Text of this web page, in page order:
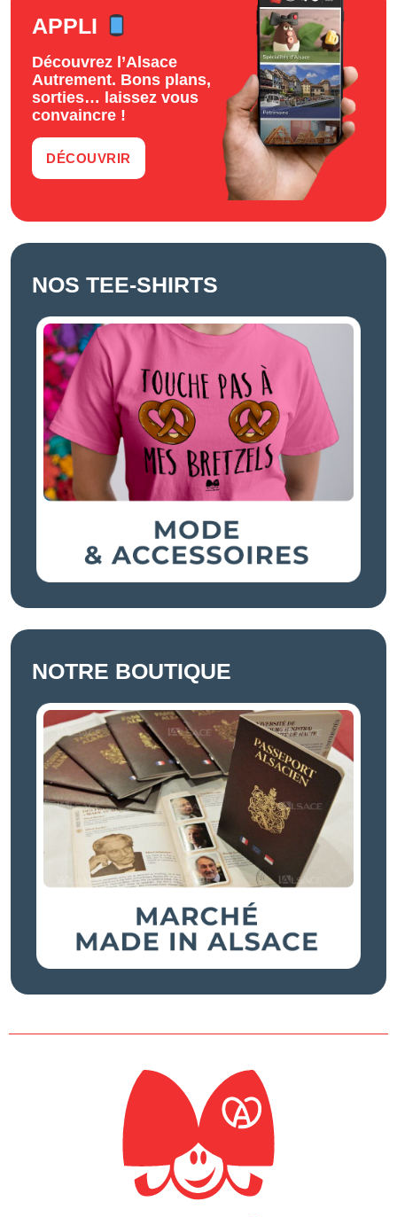
APPLI
Découvrez l’Alsace
Autrement. Bons plans,
sorties… laissez vous
convaincre !
DÉCOUVRIR
NOS TEE-SHIRTS
NOTRE BOUTIQUE